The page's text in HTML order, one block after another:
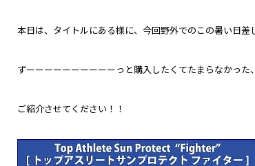
本日は、タイトルにある様に、今回野外でのこの暑い日差
ずーーーーーーーーーーっと購入したくてたまらなかっ
ご紹介させてください！！